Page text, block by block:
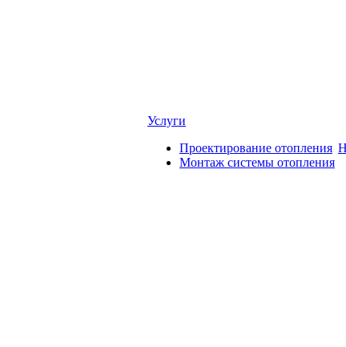
Услуги
Проектирование отопления
Монтаж системы отопления